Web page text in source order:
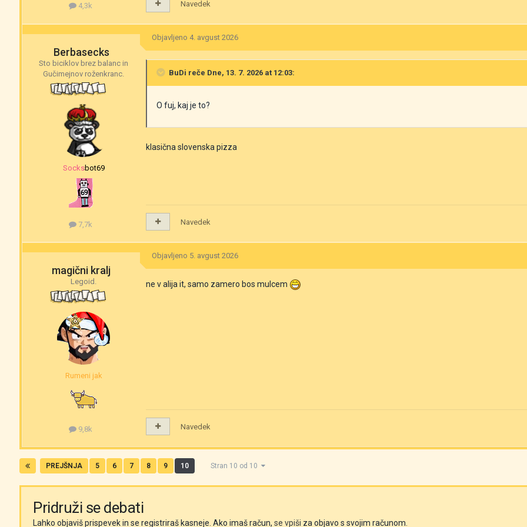
4,3k Navedek
Berbasecks
Sto biciklov brez balanc in
Gučimejnov roženkranc.
‎‎Socksbot69
7,7k
Objavljeno 4. avgust 2026
BuDi reče Dne, 13. 7. 2026 at 12:03:
O fuj, kaj je to?
klasična slovenska pizza
Navedek
magični kralj
Legoid.
Rumeni jak
9,8k
Objavljeno 5. avgust 2026
ne v alija it, samo zamero bos mulcem
Navedek
PREJŠNJA 5 6 7 8 9 10 Stran 10 od 10
Pridruži se debati
Lahko objaviš prispevek in se registriraš kasneje. Ako imaš račun,se vpiši za objavo s svojim računom.